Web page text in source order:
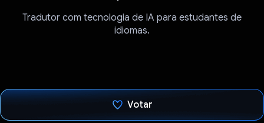
Tradutor com tecnologia de IA para estudantes de
idiomas.
Votar